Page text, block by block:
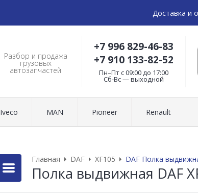
Доставка и
Разбор и продажа
грузовых
автозапчастей
+7 996 829-46-83
+7 910 133-82-52
Пн–Пт с 09:00 до 17:00
Cб-Вс — выходной
Iveco MAN Pioneer Renault
Главная DAF XF105 DAF Полка
Полка выдвижная DAF